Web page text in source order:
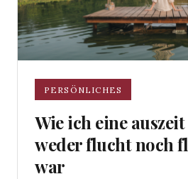
PERSÖNLICHES
Wie ich eine
weder flucht noch
war